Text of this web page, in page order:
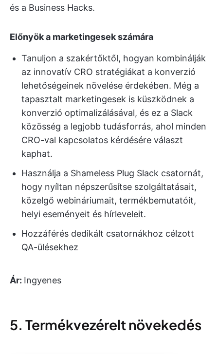
és a Business Hacks.
Előnyök a marketingesek számára
Tanuljon a szakértőktől, hogyan kombinálják
az innovatív CRO stratégiákat a konverzió
lehetőségeinek növelése érdekében. Még a
tapasztalt marketingesek is küszködnek a
konverzió optimalizálásával, és ez a Slack
közösség a legjobb tudásforrás, ahol minden
CRO-val kapcsolatos kérdésére választ
kaphat.
Használja a Shameless Plug Slack csatornát,
hogy nyíltan népszerűsítse szolgáltatásait,
közelgő webináriumait, termékbemutatóit,
helyi eseményeit és hírleveleit.
Hozzáférés dedikált csatornákhoz célzott
QA-ülésekhez
Ár: Ingyenes
5. Termékvezérelt növekedés